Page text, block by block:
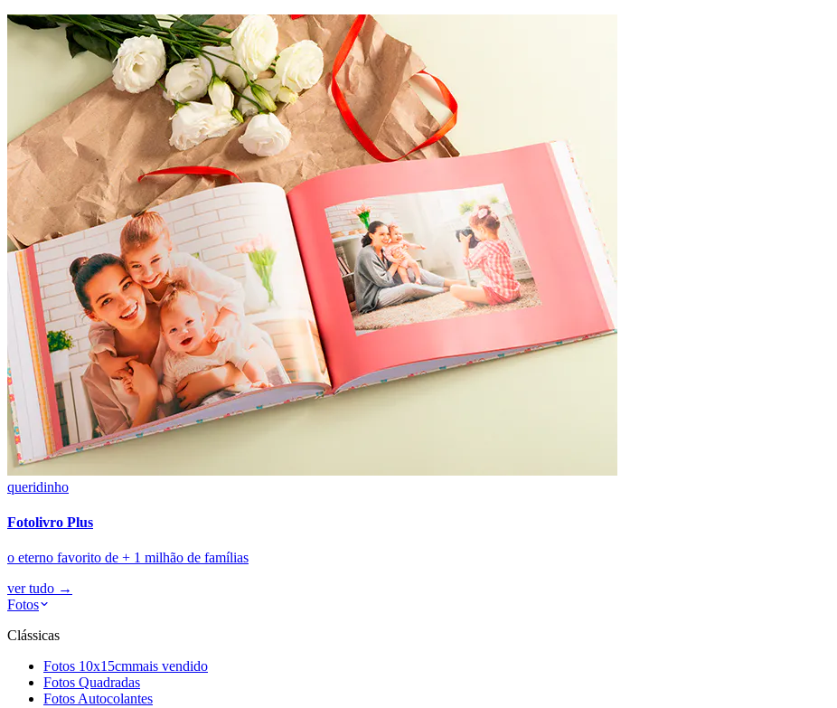
queridinho
Fotolivro Plus
o eterno favorito de + 1 milhão de famílias
ver tudo →
Fotos
Clássicas
Fotos 10x15cmmais vendido
Fotos Quadradas
Fotos Autocolantes